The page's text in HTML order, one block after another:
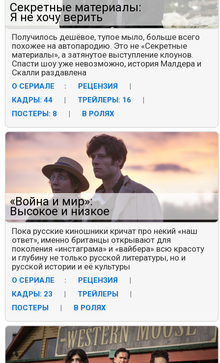
Секретные материалы:
Я не хочу верить
Получилось дешёвое, тупое мыло, больше всего
похожее на автопародию. Это не «Секретные
материалы», а затянутое выступление клоунов.
Спасти шоу уже невозможно, история Малдера и
Скалли раздавлена
О СЕРИАЛЕ : РЕЦЕНЗИЯ
|
КАДРЫ: 44
| ТРЕЙЛЕРЫ: 16
|
ПОСТЕРЫ: 8
| В РОЛЯХ
«Война и мир»:
Высокое и низкое
Пока русские киношники кричат про некий «наш
ответ», именно британцы открывают для
поколения «инстаграма» и «вайбера» всю красоту
и глубину не только русской литературы, но и
русской истории и её культуры
О СЕРИАЛЕ : РЕЦЕНЗИЯ
|
КАДРЫ: 23
| ТРЕЙЛЕРЫ
|
ПОСТЕРЫ
| В РОЛЯХ